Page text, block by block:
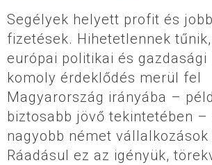
Segélyek helyett profit és jobb
fizetések. Hihetetlennek
európai politikai és gazdasági
komoly érdeklődés merül fel
Magyarország irányába –
biztosabb jövő tekintetében –
nagyobb német vállalkozások
Ráadásul ez az igényük,